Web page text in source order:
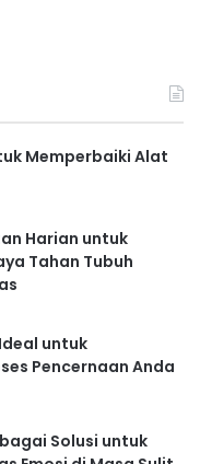
Memperbaiki Alat
Harian untuk
Tahan Tubuh
untuk
Pencernaan Anda
Solusi untuk